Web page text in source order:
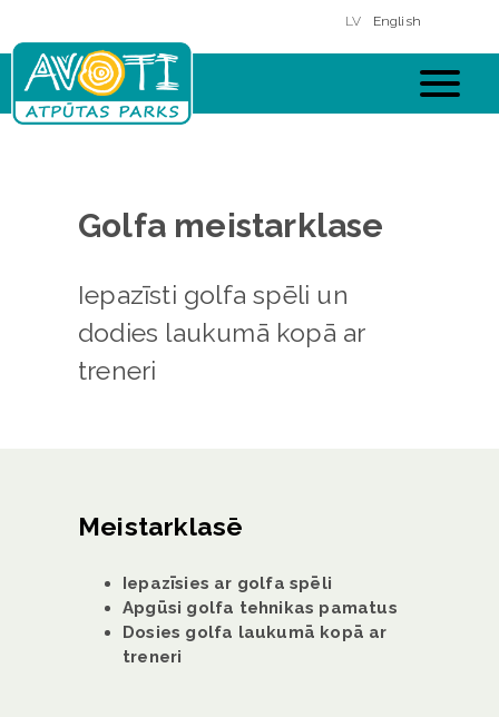
to
main
content
LV English
Golfa meistarklase
Iepazīsti golfa spēli un
dodies laukumā kopā ar
treneri
Meistarklasē
Iepazīsies ar golfa spēli
Apgūsi golfa tehnikas pamatus
Dosies golfa laukumā kopā ar
treneri